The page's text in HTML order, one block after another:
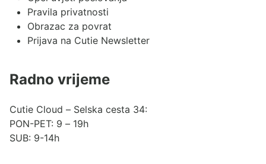
Pravila privatnosti
Obrazac za povrat
Prijava na Cutie Newsletter
Radno vrijeme
Cutie Cloud – Selska cesta 34:
PON-PET: 9 – 19h
SUB: 9-14h